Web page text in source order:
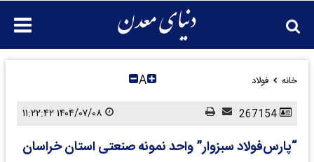
خانه فولاد A
“پارس‌فولاد سبزوار” واحد نمونه صنعتی استان خراسان